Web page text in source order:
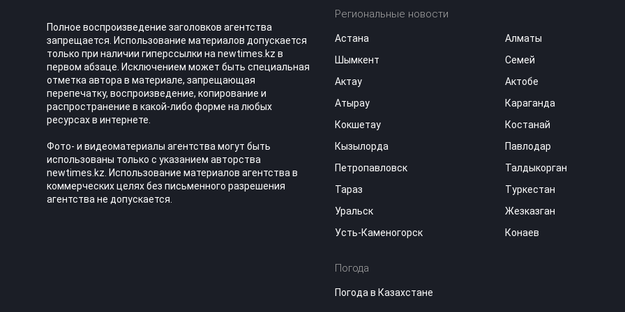
Полное воспроизведение заголовков агентства
запрещается. Использование материалов допускается
только при наличии гиперссылки на newtimes.kz в
первом абзаце. Исключением может быть специальная
отметка автора в материале, запрещающая
перепечатку, воспроизведение, копирование и
распространение в какой-либо форме на любых
ресурсах в интернете.
Фото- и видеоматериалы агентства могут быть
использованы только с указанием авторства
newtimes.kz. Использование материалов агентства в
коммерческих целях без письменного разрешения
агентства не допускается.
Региональные новости
Астана
Алматы
Шымкент
Семей
Актау
Актобе
Атырау
Караганда
Кокшетау
Костанай
Кызылорда
Павлодар
Петропавловск
Талдыкорган
Тараз
Туркестан
Уральск
Жезказган
Усть-Каменогорск
Конаев
Погода
Погода в Казахстане